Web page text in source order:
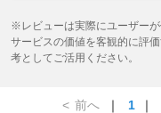
※レビューは実際にユーザー
サービスの価値を客観的に評
考としてご活用ください。
< 前へ ｜ 1 ｜